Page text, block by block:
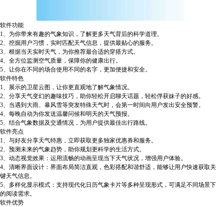
软件功能
1、为你带来有趣的气象知识，了解更多天气背后的科学道理。
2、挖掘用户习惯，实时匹配天气信息，提供最贴心的服务。
3、根据当天实时天气，为你推荐最合适的穿搭方式。
4、全方位监测空气质量，保障你的健康出行。
5、让你在不同的场合使用不同的名字，更加便捷和安全。
软件特色
1、展示的卫星云图，让你更直观地了解气象情况。
2、分享天气变幻的趣味技巧，助你轻松开启聊天话题，轻松俘获妹子的好感。
3、当遇到大雨、暴风雪等突发特殊天气时，会第一时间向用户发出安全预警。
4、每晚自动为你发送温馨问候和明天的天气预报。
5、结合气象数据及交通情况，为用户提供最佳出行路线。
软件亮点
1、与好友分享天气特惠，立即获取更多独家优惠券和服务。
2、预测未来的气象趋势，助你规划更科学的生活方式。
3、动态视觉效果：运用流畅的动画呈现当下天气状况，增强用户体验。
4、清晰界面设计：界面布局简洁直观，色彩搭配和谐舒适，能够让用户快速获取关
键天气信息。
5、多样化显示模式：支持现代化日历气象卡片等多种呈现形式，可满足不同场景下
的阅读需求。
软件优势